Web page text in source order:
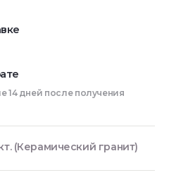
14 дней после получения
(Керамический гранит)